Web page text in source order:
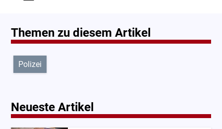
Themen zu diesem Artikel
Polizei
Neueste Artikel